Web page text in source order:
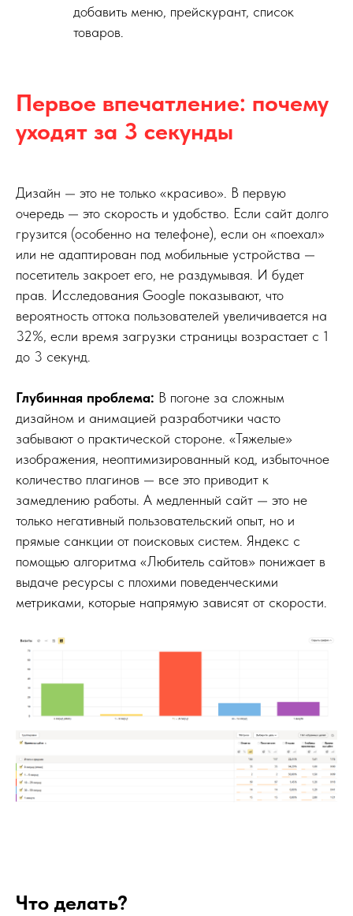
добавить меню, прейскурант, список
товаров.
Первое впечатление: почему
уходят за 3 секунды
Дизайн — это не только «красиво». В первую
очередь — это скорость и удобство. Если сайт долго
грузится (особенно на телефоне), если он «поехал»
или не адаптирован под мобильные устройства —
посетитель закроет его, не раздумывая. И будет
прав. Исследования Google показывают, что
вероятность оттока пользователей увеличивается на
32%, если время загрузки страницы возрастает с 1
до 3 секунд.
Глубинная проблема: В погоне за сложным
дизайном и анимацией разработчики часто
забывают о практической стороне. «Тяжелые»
изображения, неоптимизированный код, избыточное
количество плагинов — все это приводит к
замедлению работы. А медленный сайт — это не
только негативный пользовательский опыт, но и
прямые санкции от поисковых систем. Яндекс с
помощью алгоритма «Любитель сайтов» понижает в
выдаче ресурсы с плохими поведенческими
метриками, которые напрямую зависят от скорости.
Что делать?